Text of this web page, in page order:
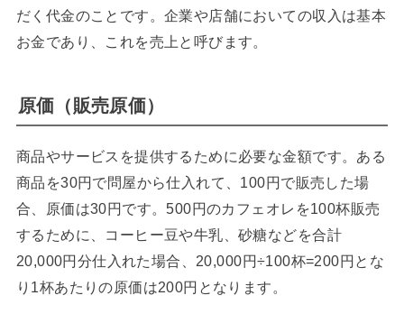
だく代金のことです。企業や店舗においての収入は基本
お金であり、これを売上と呼びます。
原価（販売原価）
商品やサービスを提供するために必要な金額です。ある
商品を30円で問屋から仕入れて、100円で販売した場
合、原価は30円です。500円のカフェオレを100杯販売
するために、コーヒー豆や牛乳、砂糖などを合計
20,000円分仕入れた場合、20,000円÷100杯=200円とな
り1杯あたりの原価は200円となります。